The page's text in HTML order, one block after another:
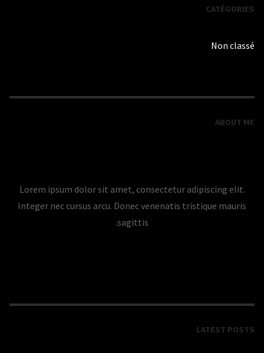
CATÉGORIES
Non classé
ABOUT ME
Lorem ipsum dolor sit amet, consectetur adipiscing elit.
Integer nec cursus arcu. Donec venenatis tristique mauris
sagittis.
LATEST POSTS